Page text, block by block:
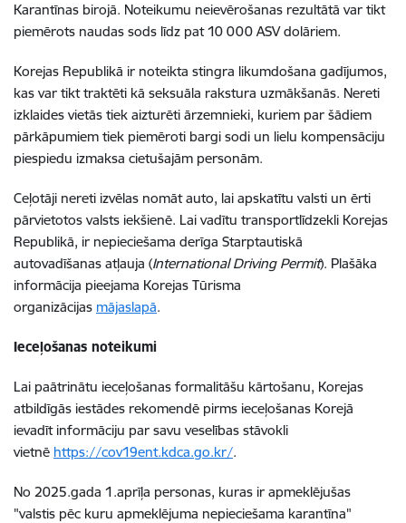
Karantīnas birojā. Noteikumu neievērošanas rezultātā var tikt
piemērots naudas sods līdz pat 10 000 ASV dolāriem.
Korejas Republikā ir noteikta stingra likumdošana gadījumos,
kas var tikt traktēti kā seksuāla rakstura uzmākšanās. Nereti
izklaides vietās tiek aizturēti ārzemnieki, kuriem par šādiem
pārkāpumiem tiek piemēroti bargi sodi un lielu kompensāciju
piespiedu izmaksa cietušajām personām.
Ceļotāji nereti izvēlas nomāt auto, lai apskatītu valsti un ērti
pārvietotos valsts iekšienē. Lai vadītu transportlīdzekli Korejas
Republikā, ir nepieciešama derīga Starptautiskā
autovadīšanas atļauja (International Driving Permit). Plašāka
informācija pieejama Korejas Tūrisma
organizācijas mājaslapā.
Ieceļošanas noteikumi
Lai paātrinātu ieceļošanas formalitāšu kārtošanu, Korejas
atbildīgās iestādes rekomendē pirms ieceļošanas Korejā
ievadīt informāciju par savu veselības stāvokli
vietnē https://cov19ent.kdca.go.kr/.
No 2025.gada 1.aprīļa personas, kuras ir apmeklējušas
"valstis pēc kuru apmeklējuma nepieciešama karantīna"